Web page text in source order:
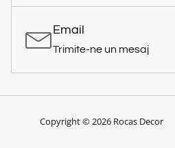
Email
Trimite-ne un mesaj
Copyright © 2026 Rocas Decor